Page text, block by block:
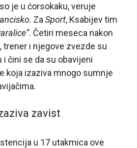
je u ćorsokaku, veruje
. Za Sport, Ksabijev tim
. Četiri meseca nakon
trener i njegove zvezde su
i čini se da su obavijeni
koja izaziva mnogo sumnje
zavist
u 17 utakmica ove